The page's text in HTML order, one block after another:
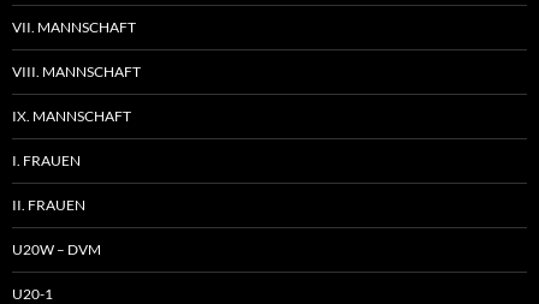
VII. MANNSCHAFT
VIII. MANNSCHAFT
IX. MANNSCHAFT
I. FRAUEN
II. FRAUEN
U20W – DVM
U20-1